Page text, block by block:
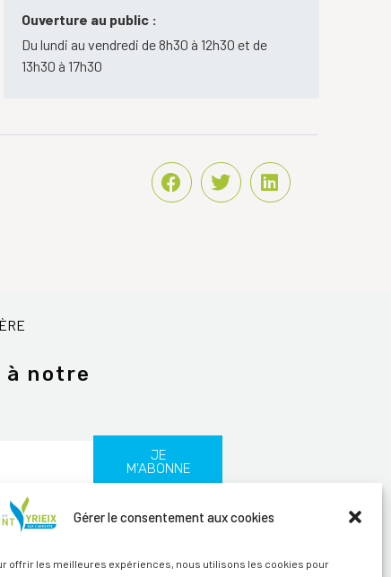
Gérer le consentement aux cookies
offrir les meilleures expériences, nous utilisons les cookies pour
Ouverture au public :
Du lundi au vendredi de 8h30 à 12h30 et de
13h30 à 17h30
à notre
JE
M'ABONNE